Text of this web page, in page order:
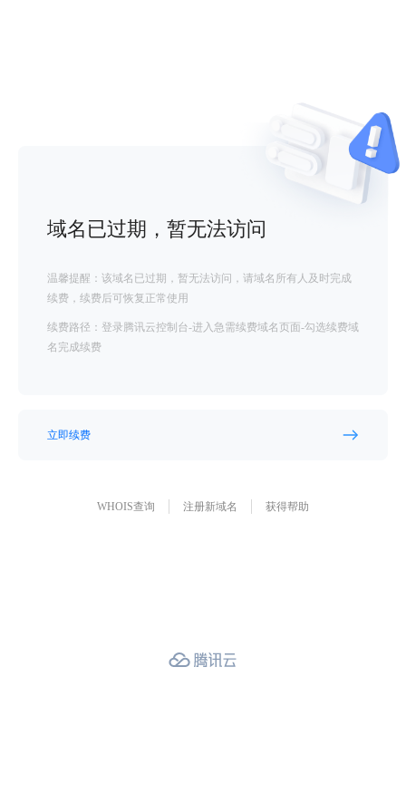
域名已过期，暂无法访问
温馨提醒：该域名已过期，暂无法访问，请域名所有人及时完成
续费，续费后可恢复正常使用
续费路径：登录腾讯云控制台-进入急需续费域名页面-勾选续费域
名完成续费
立即续费
WHOIS查询 注册新域名 获得帮助